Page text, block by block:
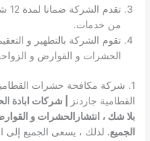
من خدمات.
تقوم الشركة بالتطهير و
الحشرات و القوارض و
1. شركة مكافحة حشرات
القطامية جاردنز
| شركات ابادة
بلا شك ، انتشارالحشرات و
الجميع. لذلك ، يسعى الجميع إلى